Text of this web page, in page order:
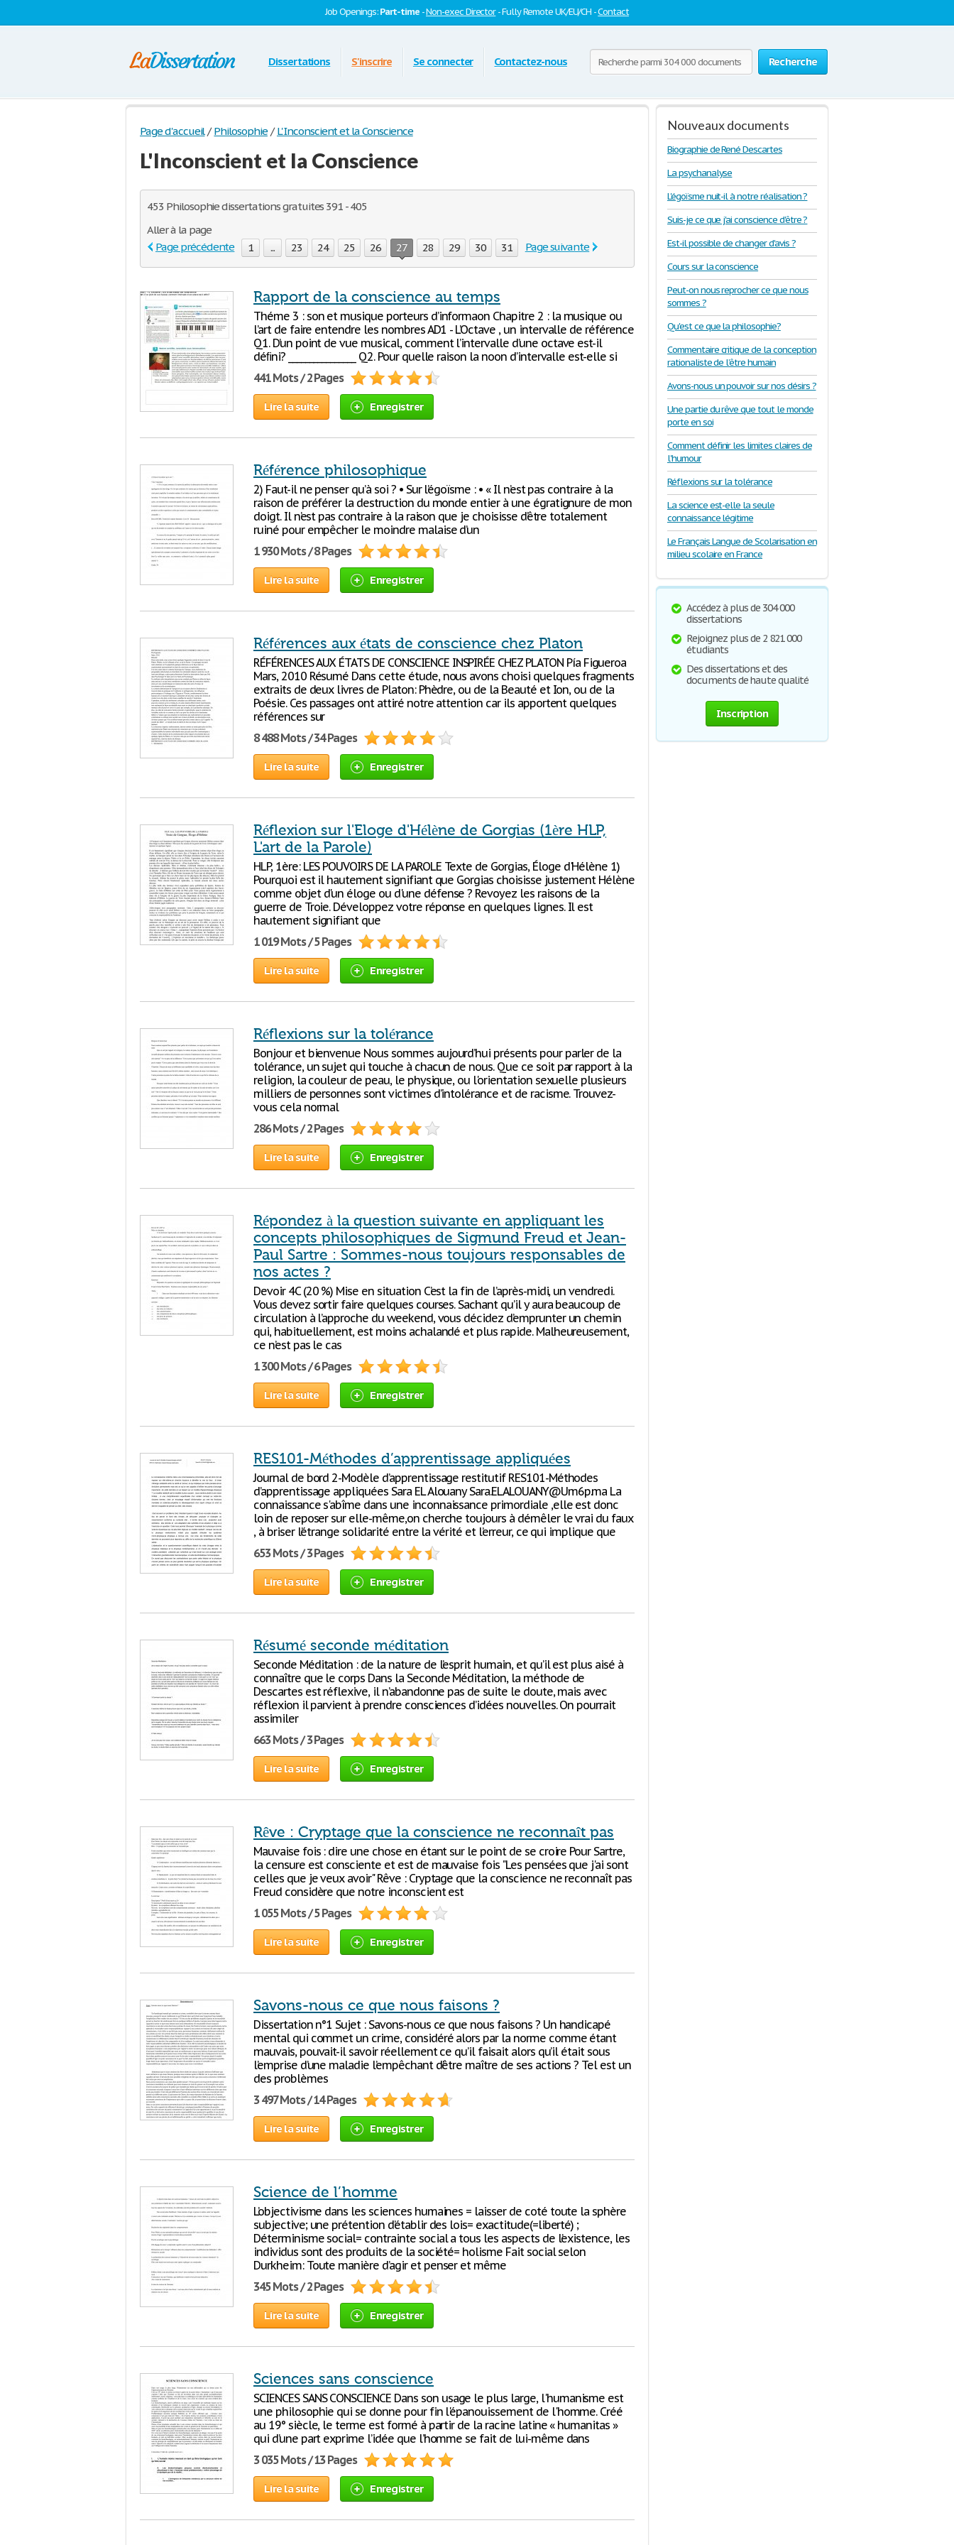
Job Openings:Part-time -Non-exec Director- Fully Remote UK/EU/CH -Contact
Recherche
Dissertations S'inscrire Se connecter Contactez-nous
Page d'accueil / Philosophie / L'Inconscient et la Conscience
L'Inconscient et la Conscience
453 Philosophie dissertations gratuites 391 - 405
Aller à la page
Page précédente
1 ... 23 24 25 26 27 28 29 30 31 Page suivante
Rapport de la conscience au temps
Théme 3 : son et musique porteurs d’informaon Chapitre 2 : la musique ou
l’art de faire entendre les nombres AD1 - L’Octave , un intervalle de référence
Q1. D’un point de vue musical, comment l’intervalle d’une octave est-il
déﬁni? ________________ Q2. Pour quelle raison la noon d’intervalle est-elle si
441 Mots / 2 Pages
Lire la suite Enregistrer
Référence philosophique
2) Faut-il ne penser qu’à soi ? • Sur l’égoïsme : • « Il n’est pas contraire à la
raison de préférer la destruction du monde entier à une égratignure de mon
doigt. Il n’est pas contraire à la raison que je choisisse d’être totalement
ruiné pour empêcher le moindre malaise d’un
1 930 Mots / 8 Pages
Lire la suite Enregistrer
Références aux états de conscience chez Platon
RÉFÉRENCES AUX ÉTATS DE CONSCIENCE INSPIRÉE CHEZ PLATON Pía Figueroa
Mars, 2010 Résumé Dans cette étude, nous avons choisi quelques fragments
extraits de deux livres de Platon: Phèdre, ou de la Beauté et Ion, ou de la
Poésie. Ces passages ont attiré notre attention car ils apportent quelques
références sur
8 488 Mots / 34 Pages
Lire la suite Enregistrer
Réflexion sur l'Eloge d'Hélène de Gorgias (1ère HLP,
L'art de la Parole)
HLP, 1ère: LES POUVOIRS DE LA PAROLE Texte de Gorgias, Éloge d'Hélène 1)
Pourquoi est il hautement signifiant que Gorgias choisisse justement Hélène
comme objet d'un éloge ou d'une défense ? Revoyez les raisons de la
guerre de Troie. Développez votre réponse en quelques lignes. Il est
hautement signifiant que
1 019 Mots / 5 Pages
Lire la suite Enregistrer
Réflexions sur la tolérance
Bonjour et bienvenue Nous sommes aujourd’hui présents pour parler de la
tolérance, un sujet qui touche à chacun de nous. Que ce soit par rapport à la
religion, la couleur de peau, le physique, ou l'orientation sexuelle plusieurs
milliers de personnes sont victimes d’intolérance et de racisme. Trouvez-
vous cela normal
286 Mots / 2 Pages
Lire la suite Enregistrer
Répondez à la question suivante en appliquant les
concepts philosophiques de Sigmund Freud et Jean-
Paul Sartre : Sommes-nous toujours responsables de
nos actes ?
Devoir 4C (20 %) Mise en situation C’est la fin de l’après-midi, un vendredi.
Vous devez sortir faire quelques courses. Sachant qu’il y aura beaucoup de
circulation à l’approche du weekend, vous décidez d’emprunter un chemin
qui, habituellement, est moins achalandé et plus rapide. Malheureusement,
ce n’est pas le cas
1 300 Mots / 6 Pages
Lire la suite Enregistrer
RES101-Méthodes d’apprentissage appliquées
Journal de bord 2-Modèle d’apprentissage restitutif RES101-Méthodes
d’apprentissage appliquées Sara EL Alouany Sara.ELALOUANY@Um6p.ma La
connaissance s'abîme dans une inconnaissance primordiale ,elle est donc
loin de reposer sur elle-même,on cherche toujours à démêler le vrai du faux
, à briser l’étrange solidarité entre la vérité et l’erreur, ce qui implique que
653 Mots / 3 Pages
Lire la suite Enregistrer
Résumé seconde méditation
Seconde Méditation : de la nature de l’esprit humain, et qu’il est plus aisé à
connaître que le corps Dans la Seconde Méditation, la méthode de
Descartes est réflexive, il n’abandonne pas de suite le doute, mais avec
réflexion il parvient à prendre consciences d’idées nouvelles. On pourrait
assimiler
663 Mots / 3 Pages
Lire la suite Enregistrer
Rêve : Cryptage que la conscience ne reconnaît pas
Mauvaise fois : dire une chose en étant sur le point de se croire Pour Sartre,
la censure est consciente et est de mauvaise fois "Les pensées que j'ai sont
celles que je veux avoir" Rêve : Cryptage que la conscience ne reconnaît pas
Freud considère que notre inconscient est
1 055 Mots / 5 Pages
Lire la suite Enregistrer
Savons-nous ce que nous faisons ?
Dissertation n°1 Sujet : Savons-nous ce que nous faisons ? Un handicapé
mental qui commet un crime, considéré alors par la norme comme étant
mauvais, pouvait-il savoir réellement ce qu’il faisait alors qu’il était sous
l’emprise d’une maladie l’empêchant d’être maître de ses actions ? Tel est un
des problèmes
3 497 Mots / 14 Pages
Lire la suite Enregistrer
Science de l’homme
L’objectivisme dans les sciences humaines = laisser de coté toute la sphère
subjective; une prétention d’établir des lois= exactitude(=liberté) ;
Déterminisme social= contrainte social a tous les aspects de l’existence, les
individus sont des produits de la société= holisme Fait social selon
Durkheim: Toute manière d’agir et penser et même
345 Mots / 2 Pages
Lire la suite Enregistrer
Sciences sans conscience
SCIENCES SANS CONSCIENCE Dans son usage le plus large, l'humanisme est
une philosophie qui se donne pour fin l'épanouissement de l'homme. Créé
au 19° siècle, le terme est formé à partir de la racine latine « humanitas »
qui d’une part exprime l’idée que l’homme se fait de lui-même dans
3 035 Mots / 13 Pages
Lire la suite Enregistrer
Nouveaux documents
Biographie de René Descartes
La psychanalyse
L'égoïsme nuit-il à notre réalisation ?
Suis-je ce que j'ai conscience d'être ?
Est-il possible de changer d'avis ?
Cours sur la conscience
Peut-on nous reprocher ce que nous
sommes ?
Qu'est ce que la philosophie?
Commentaire critique de la conception
rationaliste de l’être humain
Avons-nous un pouvoir sur nos désirs ?
Une partie du rêve que tout le monde
porte en soi
Comment définir les limites claires de
l'humour
Réflexions sur la tolérance
La science est-elle la seule
connaissance légitime
Le Français Langue de Scolarisation en
milieu scolaire en France
Accédez à plus de 304 000
dissertations
Rejoignez plus de 2 821 000
étudiants
Des dissertations et des
documents de haute qualité
Inscription